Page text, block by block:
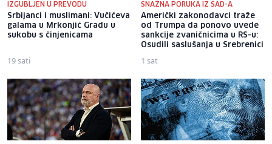
IZGUBLJEN U PREVODU
Srbijanci i muslimani: Vučićeva
galama u Mrkonjić Gradu u
sukobu s činjenicama
19 sati
SNAŽNA PORUKA IZ SAD-A
Američki zakonodavci traže
od Trumpa da ponovo uvede
sankcije zvaničnicima u RS-u:
Osudili saslušanja u Srebrenici
1 sat